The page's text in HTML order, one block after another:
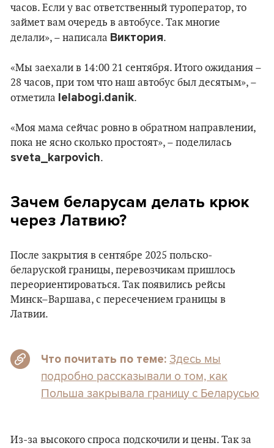
часов. Если у вас ответственный туроператор, то
займет вам очередь в автобусе. Так многие
делали», – написала Виктория.
«Мы заехали в 14:00 21 сентября. Итого ожидания –
28 часов, при том что наш автобус был десятым», –
отметила lelabogi.danik.
«Моя мама сейчас ровно в обратном направлении,
пока не ясно сколько простоят», – поделилась
sveta_karpovich.
Зачем беларусам делать крюк
через Латвию?
После закрытия в сентябре 2025 польско-
беларуской границы, перевозчикам пришлось
переориентироваться. Так появились рейсы
Минск–Варшава, с пересечением границы в
Латвии.
Что почитать по теме: Здесь мы
подробно рассказывали о том, как
Польша закрывала границу с Беларусью
Из-за высокого спроса подскочили и цены. Так за